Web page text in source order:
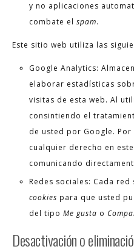
y no aplicaciones
combate elspam.
Este sitio web utiliza las
Google Analytics:
elaborar estadísticas
visitas de esta web. Al
consintiendo el
de usted por Google.
cualquier derecho en
comunicando
Redes sociales: Cada
cookies para que usted
del tipoMe gusta o
Desactivación o